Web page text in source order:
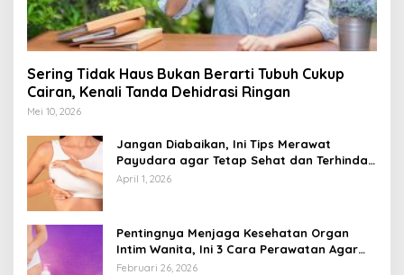
Sering Tidak Haus Bukan Berarti Tubuh Cukup
Cairan, Kenali Tanda Dehidrasi Ringan
Mei 10, 2026
Jangan Diabaikan, Ini Tips Merawat
Payudara agar Tetap Sehat dan Terhindar
dari Risiko Penyakit
April 1, 2026
Pentingnya Menjaga Kesehatan Organ
Intim Wanita, Ini 3 Cara Perawatan Agar
Tetap Bersih
Februari 26, 2026